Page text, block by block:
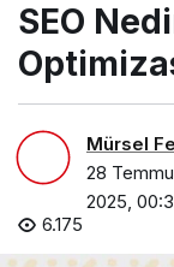
SEO
Mürsel
28
2025,
6.175